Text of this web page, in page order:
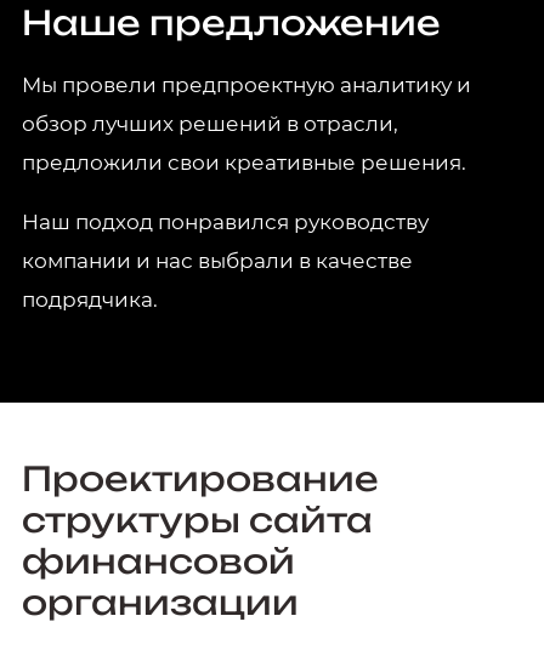
Наше предложение
Мы провели предпроектную аналитику и
обзор лучших решений в отрасли,
предложили свои креативные решения.
Наш подход понравился руководству
компании и нас выбрали в качестве
подрядчика.
Проектирование
структуры сайта
финансовой
организации